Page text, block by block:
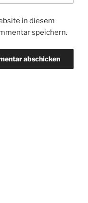
in diesem
speichern.